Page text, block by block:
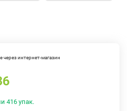
через интернет-магазин
416 упак.